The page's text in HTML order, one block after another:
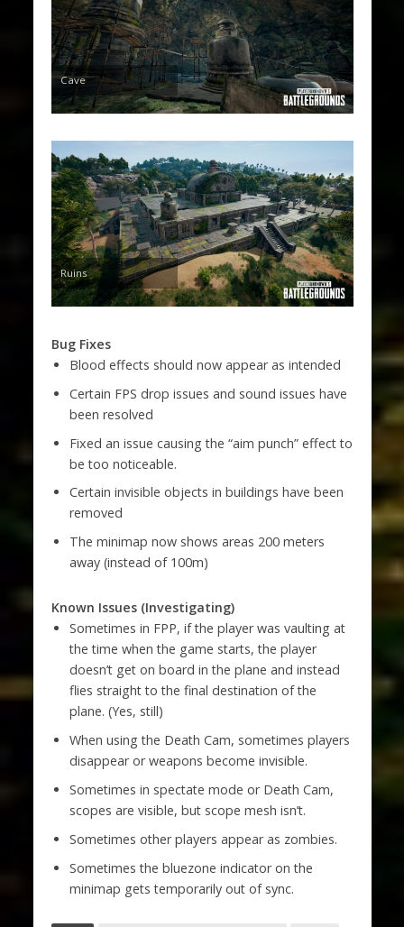
Cave
Ruins
Bug Fixes
Blood effects should now appear as intended
Certain FPS drop issues and sound issues have
been resolved
Fixed an issue causing the “aim punch” effect to
be too noticeable.
Certain invisible objects in buildings have been
removed
The minimap now shows areas 200 meters
away (instead of 100m)
Known Issues (Investigating)
Sometimes in FPP, if the player was vaulting at
the time when the game starts, the player
doesn’t get on board in the plane and instead
flies straight to the final destination of the
plane. (Yes, still)
When using the Death Cam, sometimes players
disappear or weapons become invisible.
Sometimes in spectate mode or Death Cam,
scopes are visible, but scope mesh isn’t.
Sometimes other players appear as zombies.
Sometimes the bluezone indicator on the
minimap gets temporarily out of sync.